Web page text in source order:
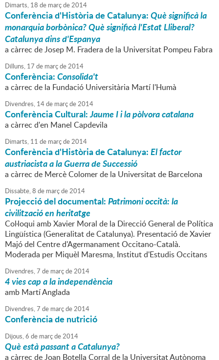
Dimarts, 18 de marçde2014
Conferència d'Història de Catalunya:Què significà la
monarquia borbònica? Què significà l'Estat Lliberal?
Catalunya dins d'Espanya
a càrrec de Josep M. Fradera de la Universitat Pompeu Fabra
Dilluns, 17 de marçde2014
Conferència:Consolida't
a càrrec de la Fundació Universitària Martí l'Humà
Divendres, 14de marçde2014
Conferència Cultural:Jaume I i la pòlvora catalana
a càrrec d'en Manel Capdevila
Dimarts, 11 de marçde2014
Conferència d'Història de Catalunya:El factor
austriacista a la Guerra de Successió
a càrrec de Mercè Colomer de la Universitat de Barcelona
Dissabte,8 de marçde2014
Projecció del documental:Patrimoni occità: la
civilització en heritatge
Col·loqui amb Xavier Moral de la Direcció General de Política
Lingüística (Generalitat de Catalunya). Presentació de Xavier
Majó del Centre d'Agermanament Occitano-Català.
Moderada per Miquèl Maresma, Institut d'Estudis Occitans
Divendres,7 de marçde2014
4 vies cap a la independència
amb Martí Anglada
Divendres,7 de marçde2014
Conferència de nutrició
Dijous,6 de marçde2014
Què està passant a Catalunya?
a càrrec de Joan Botella Corral de la Universitat Autònoma